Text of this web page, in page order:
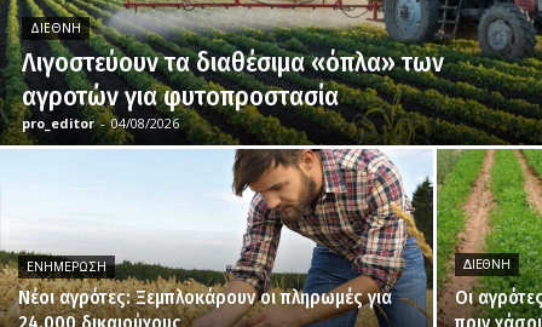
ΔΙΕΘΝΉ
Λιγοστεύουν τα διαθέσιμα «όπλα» των
αγροτών για φυτοπροστασία
pro_editor - 04/08/2026
ΕΝΗΜΈΡΩΣΗ
Νέοι αγρότες: Ξεμπλοκάρουν οι πληρωμές για
24.000 δικαιούχους
ΔΙΕΘΝΉ
Οι
πριν